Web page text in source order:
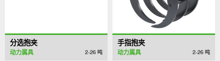
分选抱夹
动力属具 2-26 吨
手指抱夹
动力属具 2-26 吨